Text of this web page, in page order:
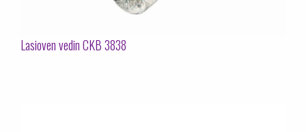
Lasioven vedin CKB 3838